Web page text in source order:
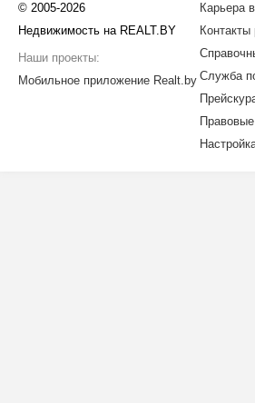
© 2005-2026
Недвижимость на REALT.BY
Наши проекты:
Мобильное приложение Realt.by
Карьера
Контакты
Служба